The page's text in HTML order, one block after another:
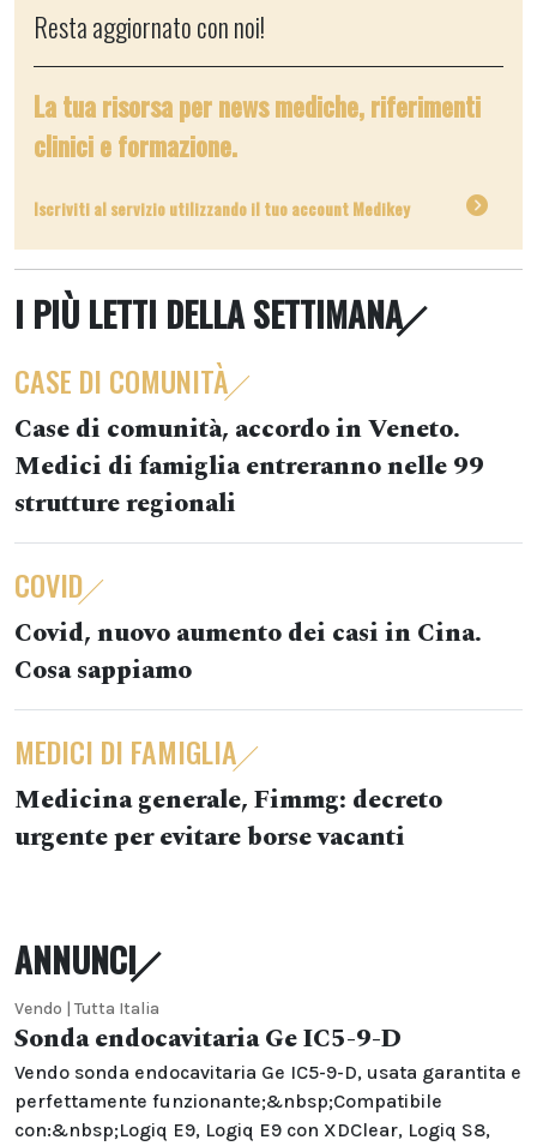
Resta aggiornato con noi!
La tua risorsa per news mediche, riferimenti
clinici e formazione.
Iscriviti al servizio utilizzando il tuo account Medikey
I PIÙ LETTI DELLA SETTIMANA
CASE DI COMUNITÀ
Case di comunità, accordo in Veneto.
Medici di famiglia entreranno nelle 99
strutture regionali
COVID
Covid, nuovo aumento dei casi in Cina.
Cosa sappiamo
MEDICI DI FAMIGLIA
Medicina generale, Fimmg: decreto
urgente per evitare borse vacanti
ANNUNCI
Vendo | Tutta Italia
Sonda endocavitaria Ge IC5-9-D
Vendo sonda endocavitaria Ge IC5-9-D, usata garantita e
perfettamente funzionante;&nbsp;Compatibile
con:&nbsp;Logiq E9, Logiq E9 con XDClear, Logiq S8,